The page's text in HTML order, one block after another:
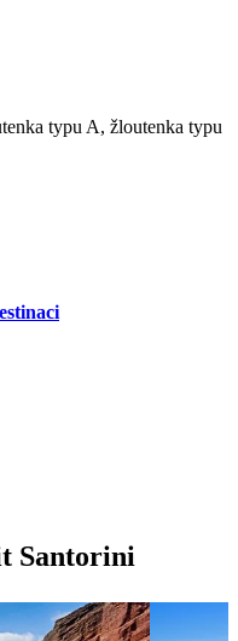
typu A, žloutenka typu
Santorini